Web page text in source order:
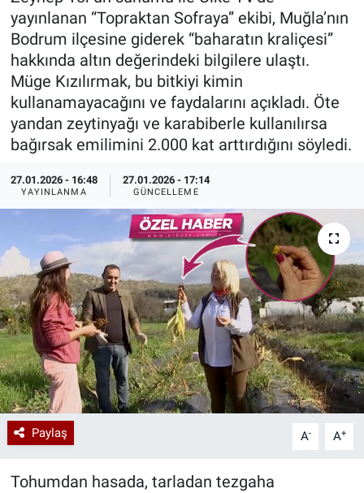
yayınlanan “Topraktan Sofraya” ekibi, Muğla’nın
Bodrum ilçesine giderek “baharatın kraliçesi”
hakkında altın değerindeki bilgilere ulaştı.
Müge Kızılırmak, bu bitkiyi kimin
kullanamayacağını ve faydalarını açıkladı. Öte
yandan zeytinyağı ve karabiberle kullanılırsa
bağırsak emilimini 2.000 kat arttırdığını söyledi.
27.01.2026 - 16:48
YAYINLANMA
27.01.2026 - 17:14
GÜNCELLEME
Paylaş A- A+
Tohumdan hasada, tarladan tezgaha
Özel Haberler
Yazarlar
Dünya
Medya
Özel Haberler
Kadın
Erişim Bilgileri
Sağlık
Teknoloji
Ramazan
Haber Arşivi